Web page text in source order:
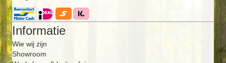
Informatie
Wie wij zijn
Showroom